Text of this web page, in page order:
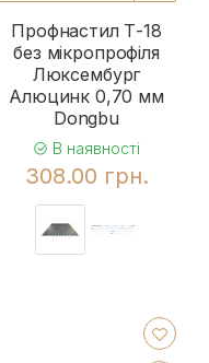
Профнастил Т-18
без мікропрофіля
Люксембург
Алюцинк 0,70 мм
Dongbu
В наявності
308.00 грн.